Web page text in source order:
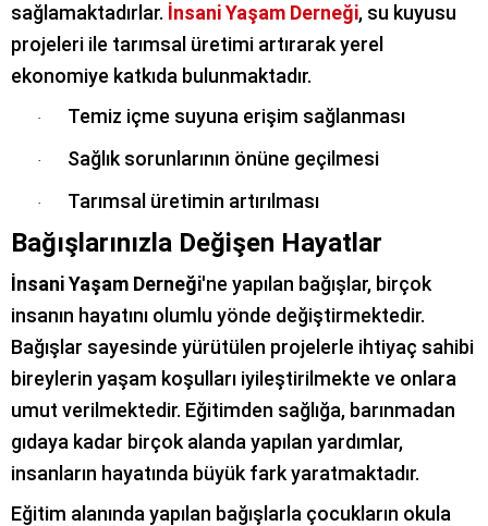
sağlamaktadırlar. İnsani Yaşam Derneği, su kuyusu
projeleri ile tarımsal üretimi artırarak yerel
ekonomiye katkıda bulunmaktadır.
· Temiz içme suyuna erişim sağlanması
· Sağlık sorunlarının önüne geçilmesi
· Tarımsal üretimin artırılması
Bağışlarınızla Değişen Hayatlar
İnsani Yaşam Derneği'ne yapılan bağışlar, birçok
insanın hayatını olumlu yönde değiştirmektedir.
Bağışlar sayesinde yürütülen projelerle ihtiyaç sahibi
bireylerin yaşam koşulları iyileştirilmekte ve onlara
umut verilmektedir. Eğitimden sağlığa, barınmadan
gıdaya kadar birçok alanda yapılan yardımlar,
insanların hayatında büyük fark yaratmaktadır.
Eğitim alanında yapılan bağışlarla çocukların okula